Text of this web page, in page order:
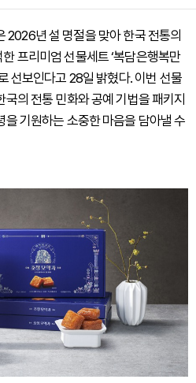
년 설 명절을 맞아 한국 전통의
프리미엄 선물세트 ‘복담은행복만
선보인다고 28일 밝혔다. 이번 선물
의 전통 민화와 공예 기법을 패키지
기원하는 소중한 마음을 담아낼 수